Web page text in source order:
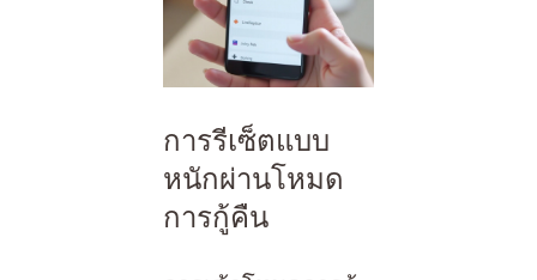
การรีเซ็ตแบบ
หนักผ่านโหมด
การกู้คืน